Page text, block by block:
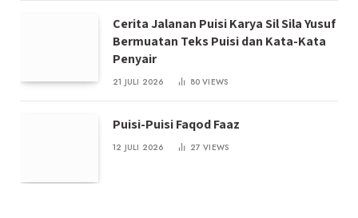
Cerita Jalanan Puisi Karya Sil Sila Yusuf
Bermuatan Teks Puisi dan Kata-Kata
Penyair
21 JULI 2026 80VIEWS
Puisi-Puisi Faqod Faaz
12 JULI 2026 27VIEWS